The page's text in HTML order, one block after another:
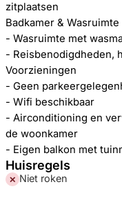
zitplaatsen
Badkamer & Wasruimte
- Wasruimte met
- Reisbenodigdheden,
Voorzieningen
- Geen
- Wifi beschikbaar
- Airconditioning en
de woonkamer
- Eigen balkon met
Huisregels
✕ Niet roken